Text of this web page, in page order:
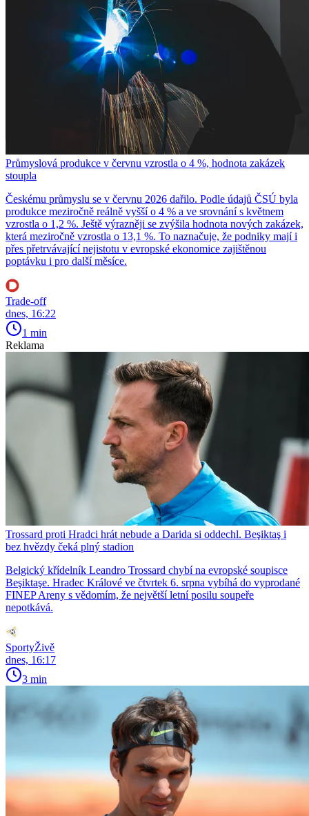
Průmyslová produkce v červnu vzrostla o 4 %, hodnota zakázek
stoupla
Českému průmyslu se v červnu 2026 dařilo. Podle údajů ČSÚ byla
produkce meziročně reálně vyšší o 4 % a ve srovnání s květnem
vzrostla o 1,2 %. Ještě výrazněji se zvýšila hodnota nových zakázek,
která meziročně vzrostla o 13,1 %. To naznačuje, že podniky mají i
přes přetrvávající nejistotu v evropské ekonomice zajištěnou
poptávku i pro další měsíce.
Trade-off
dnes, 16:22
1 min
Reklama
Trossard proti Hradci hrát nebude a Darida si oddechl. Beşiktaş i
bez hvězdy čeká plný stadion
Belgický křídelník Leandro Trossard chybí na evropské soupisce
Beşiktaşe. Hradec Králové ve čtvrtek 6. srpna vybíhá do vyprodané
FINEP Areny s vědomím, že největší letní posilu soupeře
nepotkává.
SportyŽivě
dnes, 16:17
3 min